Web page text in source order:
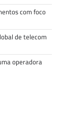
com foco
de telecom
operadora